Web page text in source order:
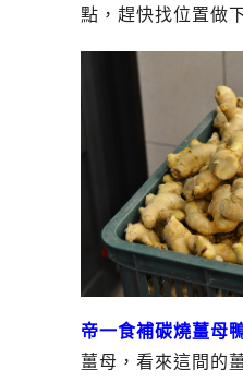
點，趕快找位置做
帝一食補碳燒薑母
薑母，看來這間的